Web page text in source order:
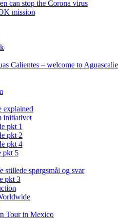
can stop the Corona virus
mission
Calientes – welcome to
explained
initiativet
pkt 1
pkt 2
pkt 4
pkt 5
spørgsmål og svar
pkt 3
Tour in Mexico